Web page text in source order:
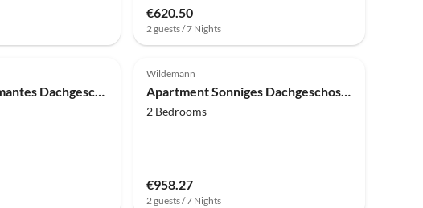
€620.50
2 guests / 7 Nights
Apartment Charmantes Dachgeschoss-Refugium, Harz
4.0 (2)
Wildemann
Apartment Sonniges Dachgeschoss-Refugium, Wildemann
2 Bedrooms
€958.27
2 guests / 7 Nights